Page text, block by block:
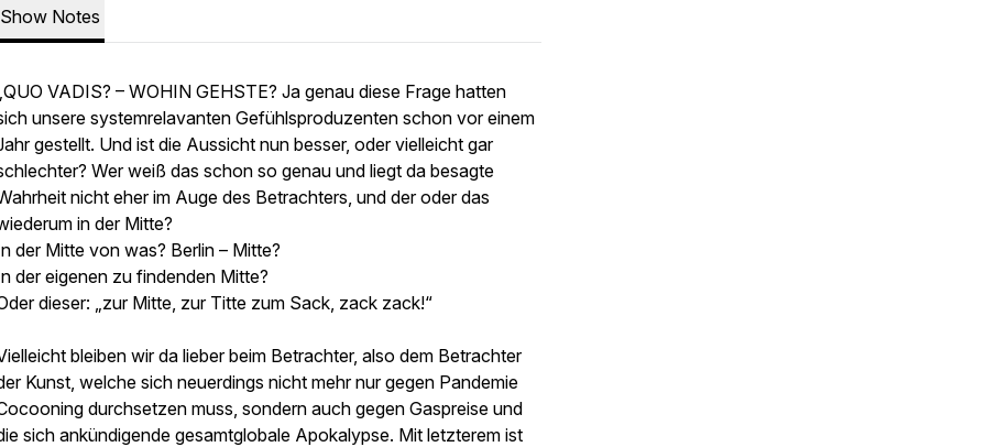
Show Notes
VADIS? – WOHIN GEHSTE? Ja genau diese Frage hatten
unsere systemrelavanten Gefühlsproduzenten schon vor einem
gestellt. Und ist die Aussicht nun besser, oder vielleicht gar
Wer weiß das schon so genau und liegt da besagte
nicht eher im Auge des Betrachters, und der oder das
in der Mitte?
der Mitte von was? Berlin – Mitte?
der eigenen zu findenden Mitte?
dieser: „zur Mitte, zur Titte zum Sack, zack zack!“
bleiben wir da lieber beim Betrachter, also dem Betrachter
Kunst, welche sich neuerdings nicht mehr nur gegen Pandemie
durchsetzen muss, sondern auch gegen Gaspreise und
sich ankündigende gesamtglobale Apokalypse. Mit letzterem ist